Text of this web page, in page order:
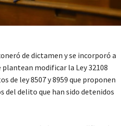
de dictamen y se incorporó a
modificar la Ley 32108
de ley 8507 y 8959 que proponen
del delito que han sido detenidos